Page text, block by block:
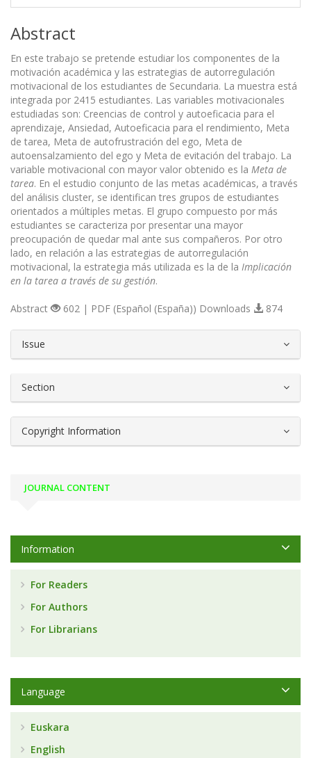
Abstract
En este trabajo se pretende estudiar los componentes de la
motivación académica y las estrategias de autorregulación
motivacional de los estudiantes de Secundaria. La muestra está
integrada por 2415 estudiantes. Las variables motivacionales
estudiadas son: Creencias de control y autoeficacia para el
aprendizaje, Ansiedad, Autoeficacia para el rendimiento, Meta
de tarea, Meta de autofrustración del ego, Meta de
autoensalzamiento del ego y Meta de evitación del trabajo. La
variable motivacional con mayor valor obtenido es la Meta de
tarea. En el estudio conjunto de las metas académicas, a través
del análisis cluster, se identifican tres grupos de estudiantes
orientados a múltiples metas. El grupo compuesto por más
estudiantes se caracteriza por presentar una mayor
preocupación de quedar mal ante sus compañeros. Por otro
lado, en relación a las estrategias de autorregulación
motivacional, la estrategia más utilizada es la de la Implicación
en la tarea a través de su gestión.
Abstract 602 | PDF (Español (España)) Downloads 874
Issue
Section
Copyright Information
JOURNAL CONTENT
Information
For Readers
For Authors
For Librarians
Language
Euskara
English